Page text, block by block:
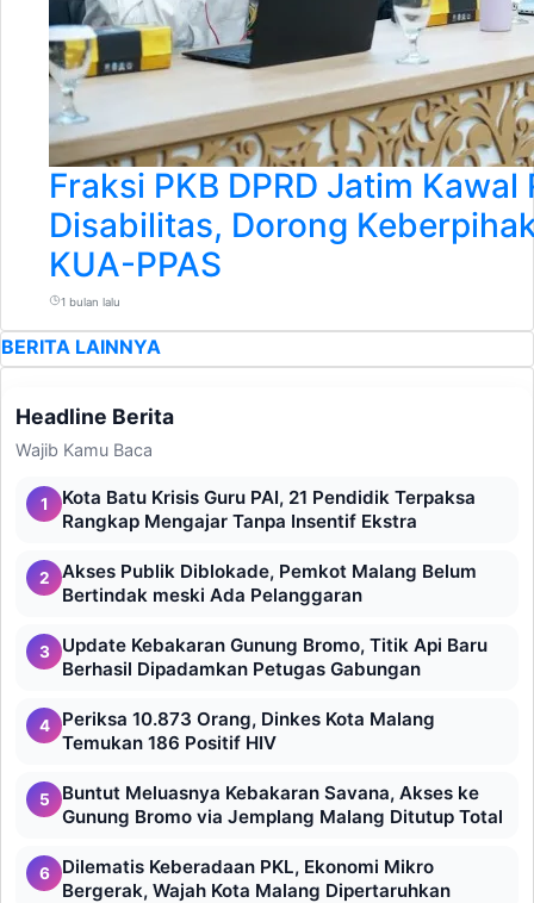
Fraksi PKB DPRD Jatim Kawal
Disabilitas, Dorong
KUA-PPAS
1 bulan lalu
BERITA LAINNYA
Headline Berita
Wajib Kamu Baca
1
Kota Batu Krisis Guru PAI, 21 Pendidik Terpaksa
Rangkap Mengajar Tanpa Insentif Ekstra
2
Akses Publik Diblokade, Pemkot Malang Belum
Bertindak meski Ada Pelanggaran
3
Update Kebakaran Gunung Bromo, Titik Api Baru
Berhasil Dipadamkan Petugas Gabungan
4
Periksa 10.873 Orang, Dinkes Kota Malang
Temukan 186 Positif HIV
5
Buntut Meluasnya Kebakaran Savana, Akses ke
Gunung Bromo via Jemplang Malang Ditutup Total
6
Dilematis Keberadaan PKL, Ekonomi Mikro
Bergerak, Wajah Kota Malang Dipertaruhkan